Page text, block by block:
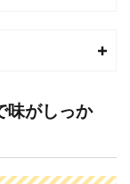
味がしっか